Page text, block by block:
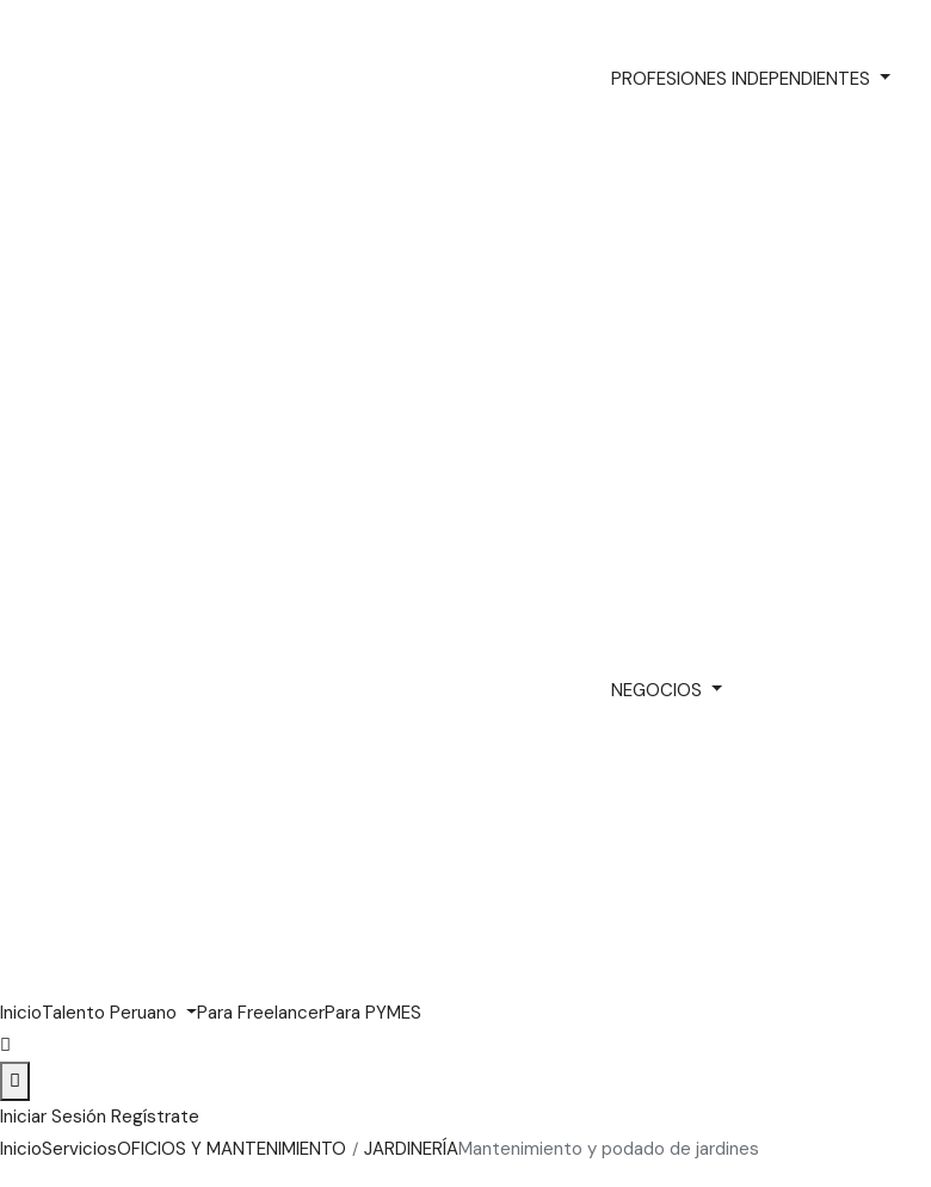
PROFESIONES INDEPENDIENTES
NEGOCIOS
InicioTalento Peruano Para FreelancerPara PYMES
Iniciar Sesión Regístrate
InicioServiciosOFICIOS Y MANTENIMIENTO JARDINERÍAMantenimiento y podado de jardines